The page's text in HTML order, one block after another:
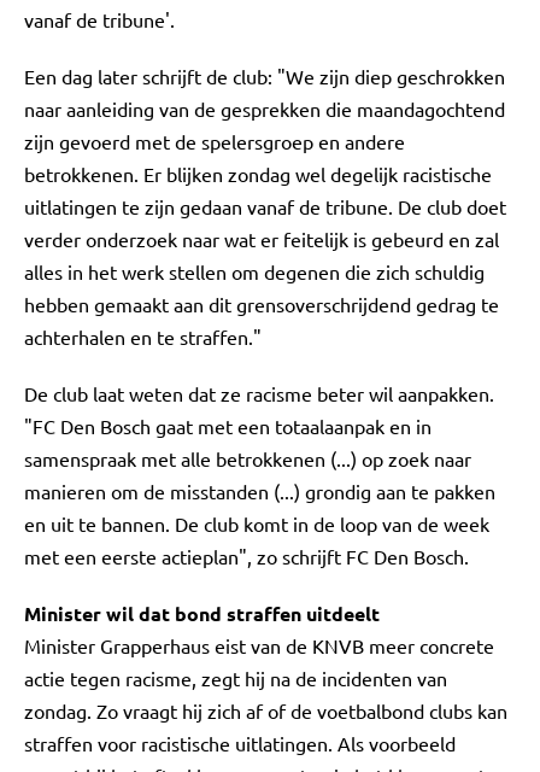
vanaf de tribune'.
Een dag later schrijft de club: "We zijn diep geschrokken
naar aanleiding van de gesprekken die maandagochtend
zijn gevoerd met de spelersgroep en andere
betrokkenen. Er blijken zondag wel degelijk racistische
uitlatingen te zijn gedaan vanaf de tribune. De club doet
verder onderzoek naar wat er feitelijk is gebeurd en zal
alles in het werk stellen om degenen die zich schuldig
hebben gemaakt aan dit grensoverschrijdend gedrag te
achterhalen en te straffen."
De club laat weten dat ze racisme beter wil aanpakken.
"FC Den Bosch gaat met een totaalaanpak en in
samenspraak met alle betrokkenen (...) op zoek naar
manieren om de misstanden (...) grondig aan te pakken
en uit te bannen. De club komt in de loop van de week
met een eerste actieplan", zo schrijft FC Den Bosch.
Minister wil dat bond straffen uitdeelt
Minister Grapperhaus eist van de KNVB meer concrete
actie tegen racisme, zegt hij na de incidenten van
zondag. Zo vraagt hij zich af of de voetbalbond clubs kan
straffen voor racistische uitlatingen. Als voorbeeld